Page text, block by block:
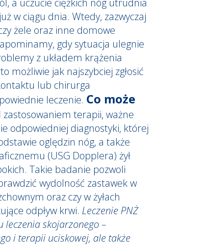
a uczucie ciężkich nóg utrudnia
w ciągu dnia. Wtedy, zazwyczaj
żele oraz inne domowe
gdy sytuacja ulegnie
z układem krążenia
możliwie jak najszybciej zgłosić
lub chirurga
leczenie. Co może
zastosowaniem terapii, ważne
odpowiedniej diagnostyki, której
oględzin nóg, a także
(USG Dopplera) żył
Takie badanie pozwoli
wydolność zastawek w
oraz czy w żyłach
odpływ krwi. Leczenie PNŻ
leczenia skojarzonego –
i terapii uciskowej, ale także